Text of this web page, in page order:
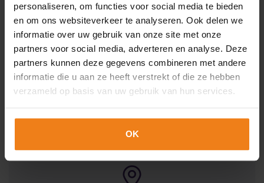
personaliseren, om functies voor social media te bieden
en om ons websiteverkeer te analyseren. Ook delen we
informatie over uw gebruik van onze site met onze
partners voor social media, adverteren en analyse. Deze
partners kunnen deze gegevens combineren met andere
informatie die u aan ze heeft verstrekt of die ze hebben
verzameld op basis van uw gebruik van hun services.
OK
info@maxaarts.nl